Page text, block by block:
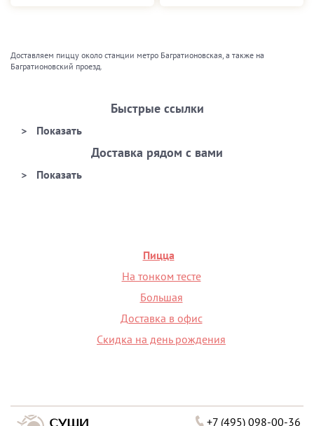
Доставляем пиццу около станции метро Багратионовская, а также на
Багратионовский проезд.
Быстрые ссылки
Доставка рядом с вами
Пицца
На тонком тесте
Большая
Доставка в офис
Скидка на день рождения
+7 (495) 098-00-36